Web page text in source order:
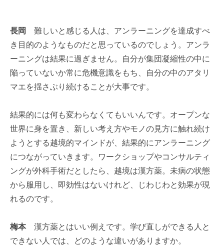
長岡
難しいと感じる人は、アンラーニングを達成すべ
き目的のようなものだと思っているのでしょう。アンラ
ーニングは結果に過ぎません。自分が集団凝縮性の中に
陥っていないか常に危機意識をもち、自分の中のアタリ
マエを揺さぶり続けることが大事です。
結果的には何も変わらなくてもいいんです。オープンな
世界に身を置き、新しい考え方やモノの見方に触れ続け
ようとする越境的マインドが、結果的にアンラーニング
につながっていきます。ワークショップやコンサルティ
ングが外科手術だとしたら、越境は漢方薬。未病の状態
から服用し、即効性はないけれど、じわじわと効果が現
れるのです。
梅本漢方薬とはいい例えです。学び直しができる人と
できない人では、どのような違いがありますか。